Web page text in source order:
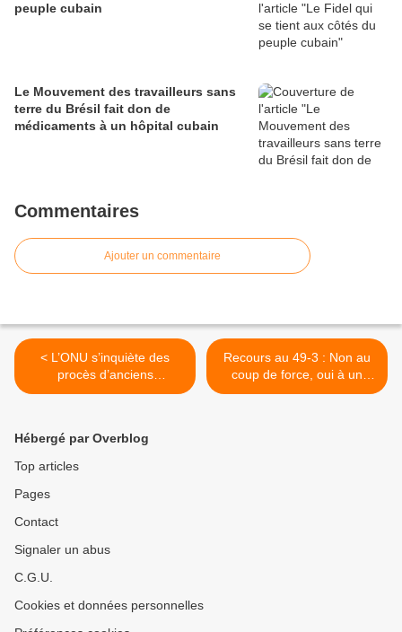
peuple cubain
Le Mouvement des travailleurs sans
terre du Brésil fait don de
médicaments à un hôpital cubain
Commentaires
Ajouter un commentaire
< L’ONU s’inquiète des
procès d’anciens
fonctionnaires boliviens
Recours au 49-3 : Non au
coup de force, oui à un
référendum >
Hébergé par Overblog
Top articles
Pages
Contact
Signaler un abus
C.G.U.
Cookies et données personnelles